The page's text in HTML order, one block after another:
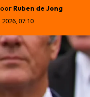
Ruben de Jong
07:10